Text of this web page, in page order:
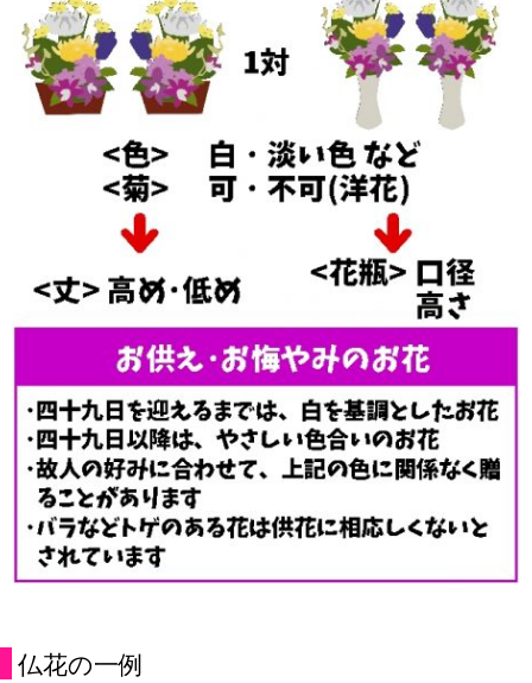
仏花の一例